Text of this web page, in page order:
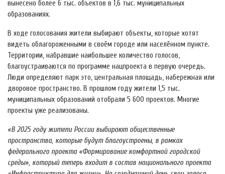
вынесено более 6 тыс. объектов в 1,6 тыс. муниципальных
образованиях.
В ходе голосования жители выбирают объекты, которые хотят
видеть облагороженными в своём городе или населённом пункте.
Территории, набравшие наибольшее количество голосов,
благоустраиваются по программе нацпроекта в первую очередь.
Люди определяют парк это, центральная площадь, набережная или
дворовое пространство. В прошлом году жители 1,5 тыс.
муниципальных образований отобрали 5 600 проектов. Многие
проекты уже реализованы.
«В 2025 году жители России выбирают общественные
пространства, которые будут благоустроены, в рамках
федерального проекта «Формирование комфортной городской
среды», который теперь входит в состав национального проекта